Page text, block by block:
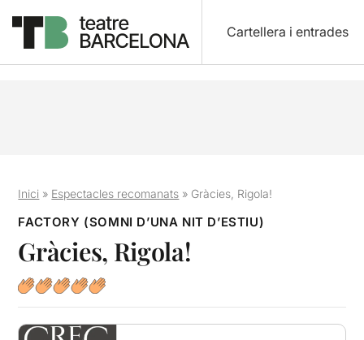
Cartellera i entrades
Inici » Espectacles recomanats » Gràcies, Rigola!
FACTORY (SOMNI D’UNA NIT D’ESTIU)
Gràcies, Rigola!